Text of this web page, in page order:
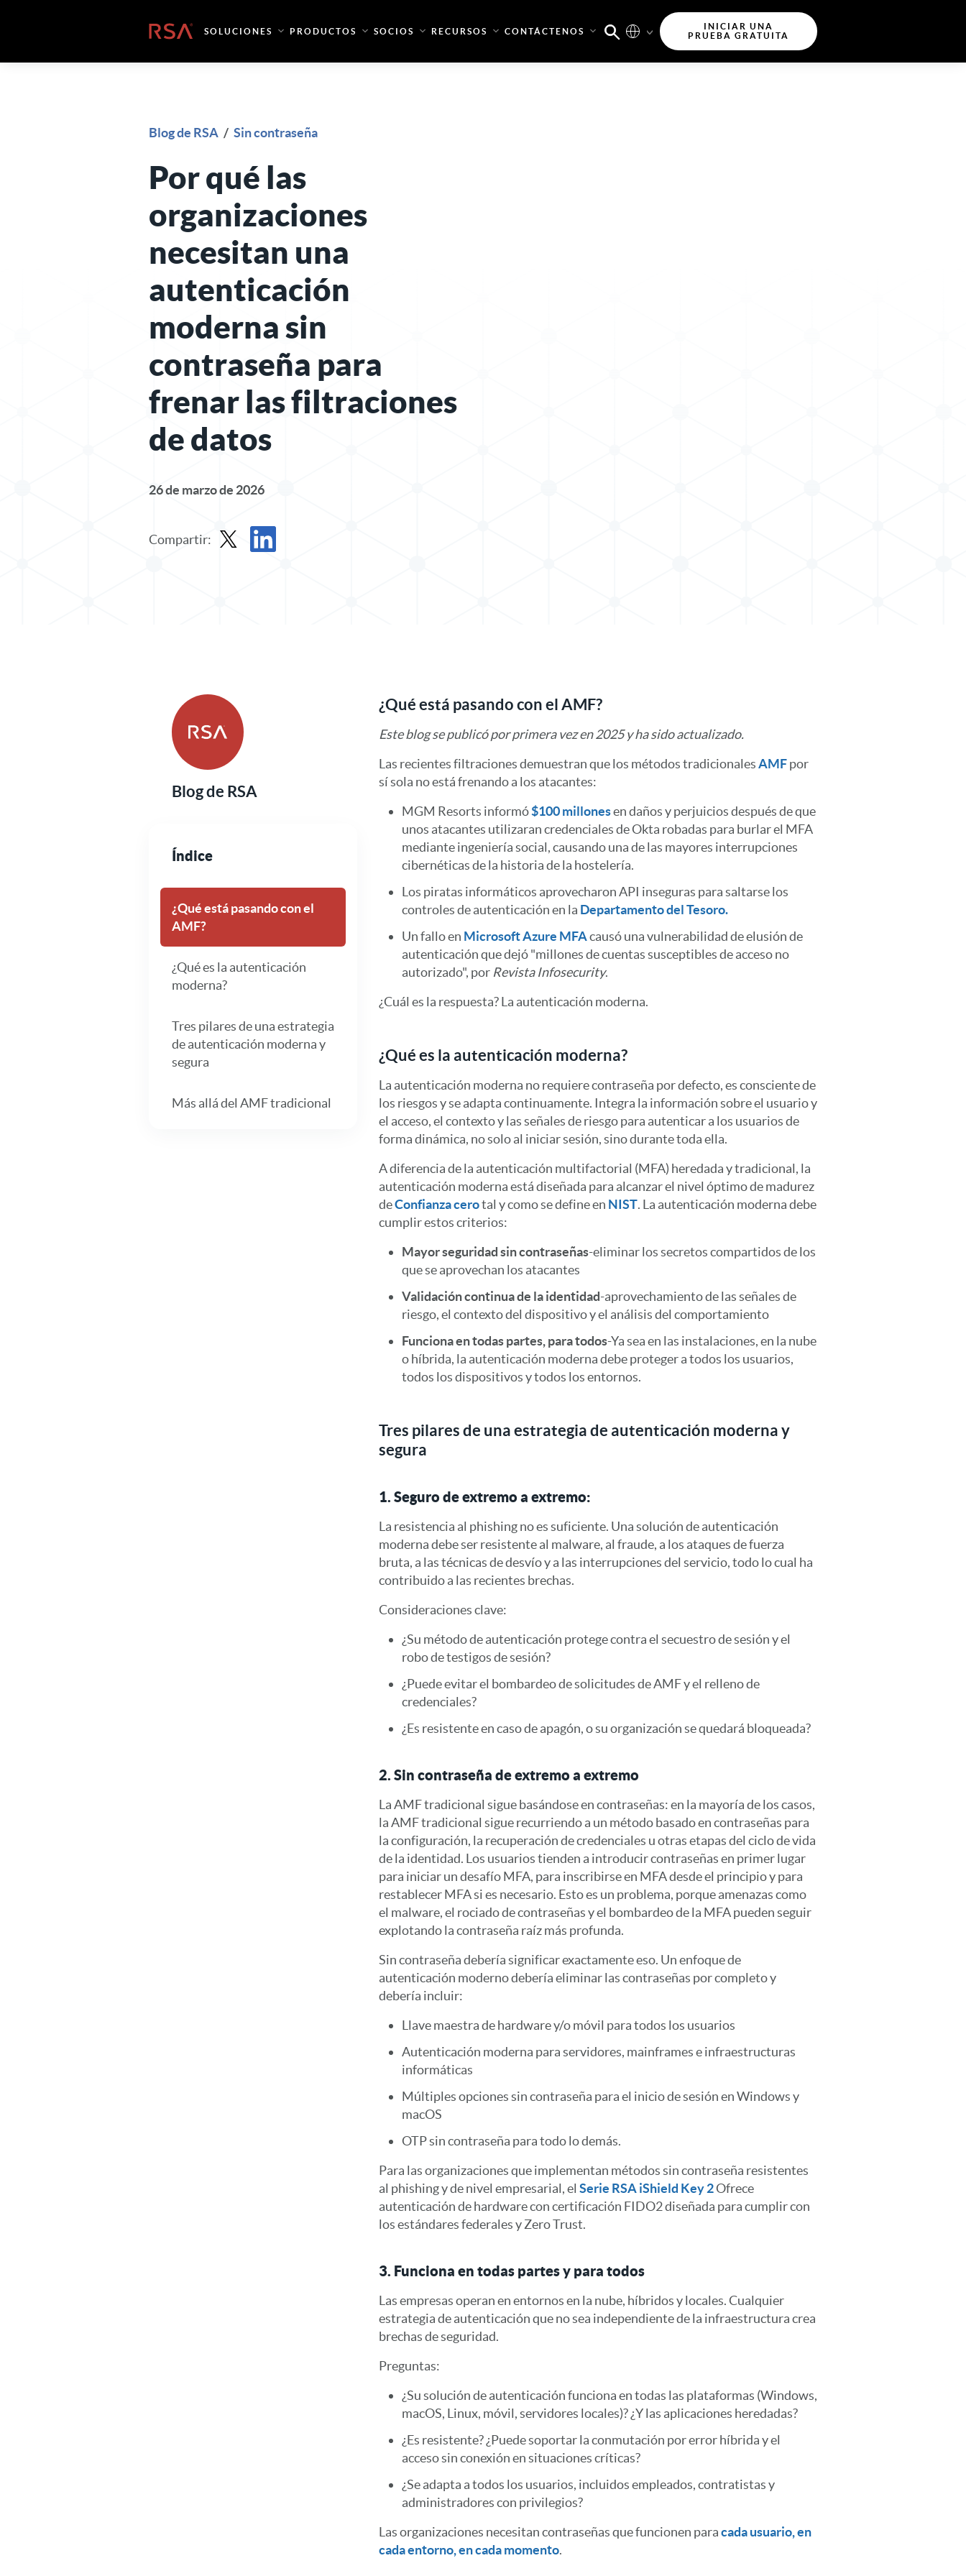
Inicio SOLUCIONES PRODUCTOS SOCIOS RECURSOS CONTÁCTENOS
INICIAR UNA
PRUEBA GRATUITA
Blog de RSA / Sin contraseña
Por qué las
organizaciones
necesitan una
autenticación
moderna sin
contraseña para
frenar las filtraciones
de datos
26 de marzo de 2026
Compartir:
Blog de RSA
Índice
¿Qué está pasando con el
AMF?
¿Qué es la autenticación
moderna?
Tres pilares de una estrategia
de autenticación moderna y
segura
Más allá del AMF tradicional
¿Qué está pasando con el AMF?
Este blog se publicó por primera vez en 2025 y ha sido actualizado.
Las recientes filtraciones demuestran que los métodos tradicionalesAMFpor
sí sola no está frenando a los atacantes:
MGM Resorts informó$100 millonesen daños y perjuicios después de que
unos atacantes utilizaran credenciales de Okta robadas para burlar el MFA
mediante ingeniería social, causando una de las mayores interrupciones
cibernéticas de la historia de la hostelería.
Los piratas informáticos aprovecharon API inseguras para saltarse los
controles de autenticación en la Departamento del Tesoro.
Un fallo en Microsoft Azure MFAcausó una vulnerabilidad de elusión de
autenticación que dejó "millones de cuentas susceptibles de acceso no
autorizado", por Revista Infosecurity.
¿Cuál es la respuesta? La autenticación moderna.
¿Qué es la autenticación moderna?
La autenticación moderna no requiere contraseña por defecto, es consciente de
los riesgos y se adapta continuamente. Integra la información sobre el usuario y
el acceso, el contexto y las señales de riesgo para autenticar a los usuarios de
forma dinámica, no solo al iniciar sesión, sino durante toda ella.
A diferencia de la autenticación multifactorial (MFA) heredada y tradicional, la
autenticación moderna está diseñada para alcanzar el nivel óptimo de madurez
deConfianza cerotal y como se define en NIST. La autenticación moderna debe
cumplir estos criterios:
Mayor seguridad sin contraseñas-eliminar los secretos compartidos de los
que se aprovechan los atacantes
Validación continua de la identidad-aprovechamiento de las señales de
riesgo, el contexto del dispositivo y el análisis del comportamiento
Funciona en todas partes, para todos-Ya sea en las instalaciones, en la nube
o híbrida, la autenticación moderna debe proteger a todos los usuarios,
todos los dispositivos y todos los entornos.
Tres pilares de una estrategia de autenticación moderna y
segura
1. Seguro de extremo a extremo:
La resistencia al phishing no es suficiente. Una solución de autenticación
moderna debe ser resistente al malware, al fraude, a los ataques de fuerza
bruta, a las técnicas de desvío y a las interrupciones del servicio, todo lo cual ha
contribuido a las recientes brechas.
Consideraciones clave:
¿Su método de autenticación protege contra el secuestro de sesión y el
robo de testigos de sesión?
¿Puede evitar el bombardeo de solicitudes de AMF y el relleno de
credenciales?
¿Es resistente en caso de apagón, o su organización se quedará bloqueada?
2. Sin contraseña de extremo a extremo
La AMF tradicional sigue basándose en contraseñas: en la mayoría de los casos,
la AMF tradicional sigue recurriendo a un método basado en contraseñas para
la configuración, la recuperación de credenciales u otras etapas del ciclo de vida
de la identidad. Los usuarios tienden a introducir contraseñas en primer lugar
para iniciar un desafío MFA, para inscribirse en MFA desde el principio y para
restablecer MFA si es necesario. Esto es un problema, porque amenazas como
el malware, el rociado de contraseñas y el bombardeo de la MFA pueden seguir
explotando la contraseña raíz más profunda.
Sin contraseña debería significar exactamente eso. Un enfoque de
autenticación moderno debería eliminar las contraseñas por completo y
debería incluir:
Llave maestra de hardware y/o móvil para todos los usuarios
Autenticación moderna para servidores, mainframes e infraestructuras
informáticas
Múltiples opciones sin contraseña para el inicio de sesión en Windows y
macOS
OTP sin contraseña para todo lo demás.
Para las organizaciones que implementan métodos sin contraseña resistentes
al phishing y de nivel empresarial, el Serie RSA iShield Key 2Ofrece
autenticación de hardware con certificación FIDO2 diseñada para cumplir con
los estándares federales y Zero Trust.
3. Funciona en todas partes y para todos
Las empresas operan en entornos en la nube, híbridos y locales. Cualquier
estrategia de autenticación que no sea independiente de la infraestructura crea
brechas de seguridad.
Preguntas:
¿Su solución de autenticación funciona en todas las plataformas (Windows,
macOS, Linux, móvil, servidores locales)? ¿Y las aplicaciones heredadas?
¿Es resistente? ¿Puede soportar la conmutación por error híbrida y el
acceso sin conexión en situaciones críticas?
¿Se adapta a todos los usuarios, incluidos empleados, contratistas y
administradores con privilegios?
Las organizaciones necesitan contraseñas que funcionen paracada usuario, en
cada entorno, en cada momento.